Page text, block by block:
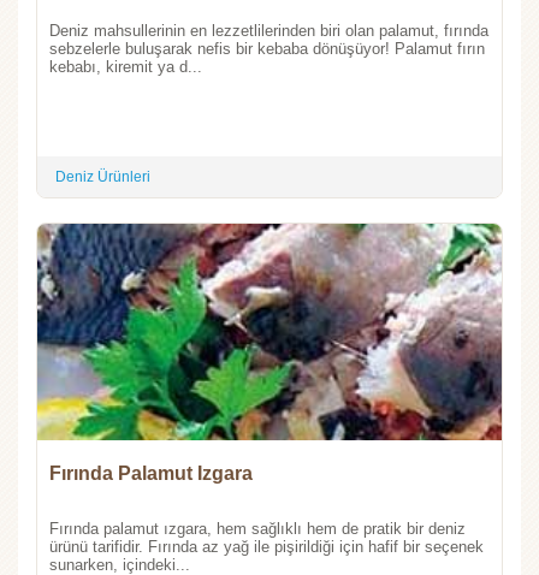
Deniz mahsullerinin en lezzetlilerinden biri olan palamut, fırında
sebzelerle buluşarak nefis bir kebaba dönüşüyor! Palamut fırın
kebabı, kiremit ya d...
Deniz Ürünleri
Fırında Palamut Izgara
Fırında palamut ızgara, hem sağlıklı hem de pratik bir deniz
ürünü tarifidir. Fırında az yağ ile pişirildiği için hafif bir seçenek
sunarken, içindeki...